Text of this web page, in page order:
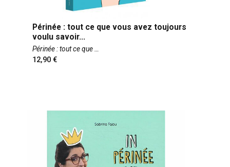
Périnée : tout ce que vous avez toujours
voulu savoir...
Périnée : tout ce que
12,90